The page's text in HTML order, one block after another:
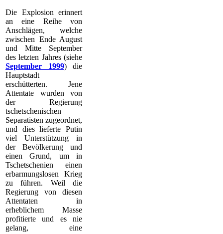
Die Explosion erinnert
an eine Reihe von
Anschlägen, welche
zwischen Ende August
und Mitte September
des letzten Jahres (siehe
September 1999) die
Hauptstadt
erschütterten. Jene
Attentate wurden von
der Regierung
tschetschenischen
Separatisten zugeordnet,
und dies lieferte Putin
viel Unterstützung in
der Bevölkerung und
einen Grund, um in
Tschetschenien einen
erbarmungslosen Krieg
zu führen. Weil die
Regierung von diesen
Attentaten in
erheblichem Masse
profitierte und es nie
gelang, eine